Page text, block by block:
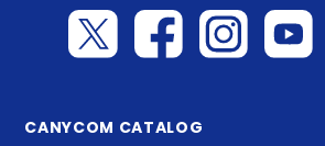
CANYCOM CATALOG